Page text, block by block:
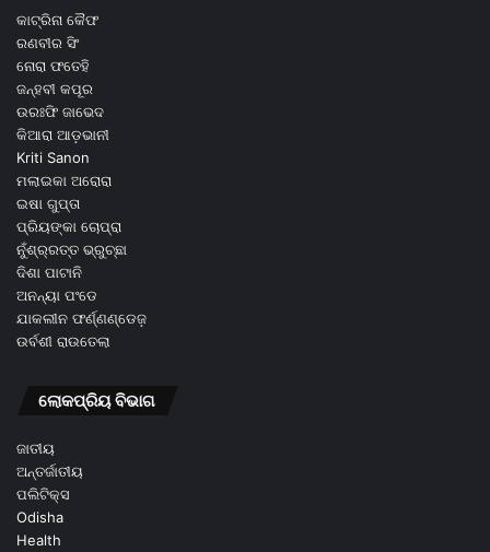
କାଟ୍ରିନା କୈଫ
ରଣବୀର ସିଂ
ନୋରା ଫତେହି
ଜନ୍ହବୀ କପୂର
ଉରଃଫି ଜାଭେଦ
କିଆରା ଆଡ଼ଭାନୀ
Kriti Sanon
ମଲାଇକା ଅରୋରା
ଇଷା ଗୁପ୍ତା
ପ୍ରିୟଙ୍କା ଚୋପ୍ରା
ନୁଁଶ୍ର୍ରତ୍ତ ଭ୍ରୁଚ୍ଛା
ଦିଶା ପାଟାନି
ଅନନ୍ୟା ପଂଡେ
ଯାକଲୀନ ଫର୍ଣ୍ଣଣ୍ଡେଜ଼
ଉର୍ବଶୀ ରାଉତେଲା
ଲୋକପ୍ରିୟ ବିଭାଗ
ଜାତୀୟ
ଅନ୍ତର୍ଜାତୀୟ
ପଲିଟିକ୍ସ
Odisha
Health